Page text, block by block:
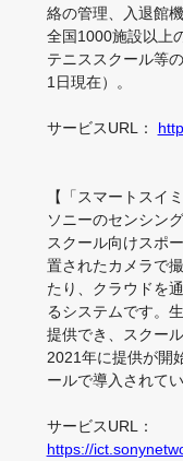
絡の管理、入退館
全国1000施設以上
テニススクール等
1日現在）。
サービスURL：
【「スマートスイ
ソニーのセンシン
スクール向けスポ
置されたカメラで
たり、クラウドを
るシステムです。
提供でき、スクー
2021年に提供が開
ールで導入されてい
サービスURL：
https://